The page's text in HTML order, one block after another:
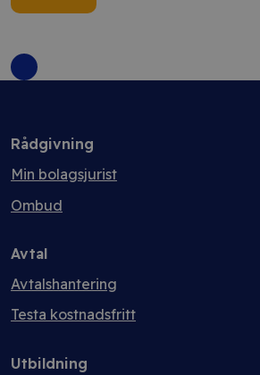
Rådgivning
Min bolagsjurist
Ombud
Avtal
Avtalshantering
Testa kostnadsfritt
Utbildning